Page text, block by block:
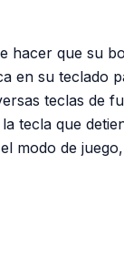
hacer que su
en su teclado
teclas de
tecla que
modo de